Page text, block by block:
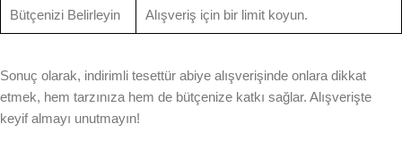
Bütçenizi Belirleyin Alışveriş için bir limit koyun.
Sonuç olarak, indirimli tesettür abiye alışverişinde onlara dikkat
etmek, hem tarzınıza hem de bütçenize katkı sağlar. Alışverişte
keyif almayı unutmayın!